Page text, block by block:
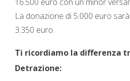
La donazione di 5.000 euro
3.350 euro.
Ti ricordiamo la differenza
Detrazione: